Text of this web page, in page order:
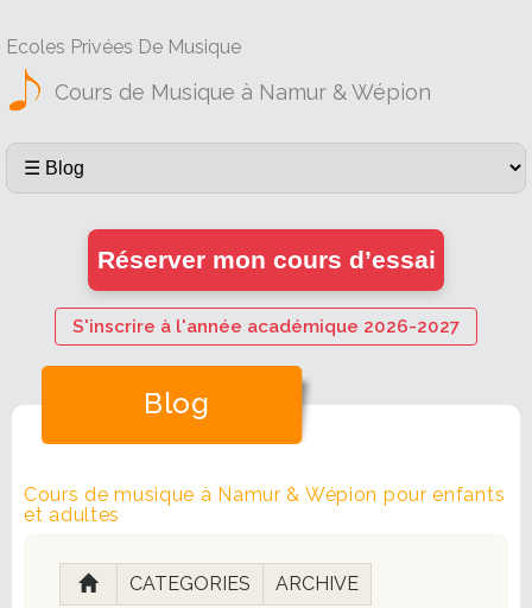
Ecoles Privées De Musique
Cours de Musique à Namur & Wépion
Réserver mon cours d’essai
S'inscrire à l'année académique 2026-2027
Blog
Cours de musique à Namur & Wépion pour enfants
et adultes
CATEGORIES ARCHIVE